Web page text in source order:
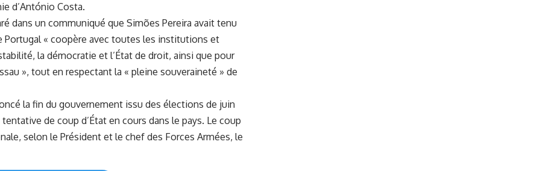
d’António Costa.
dans un communiqué⁤ que Simões Pereira avait tenu
Portugal « coopère avec toutes les institutions et
la démocratie ‌et l’État de droit, ainsi que pour
», tout en respectant la « pleine souveraineté » de
la fin du gouvernement issu des élections de juin
de coup d’État ‌en cours dans ​le pays. Le coup
selon le Président et le chef des Forces⁤ Armées, le